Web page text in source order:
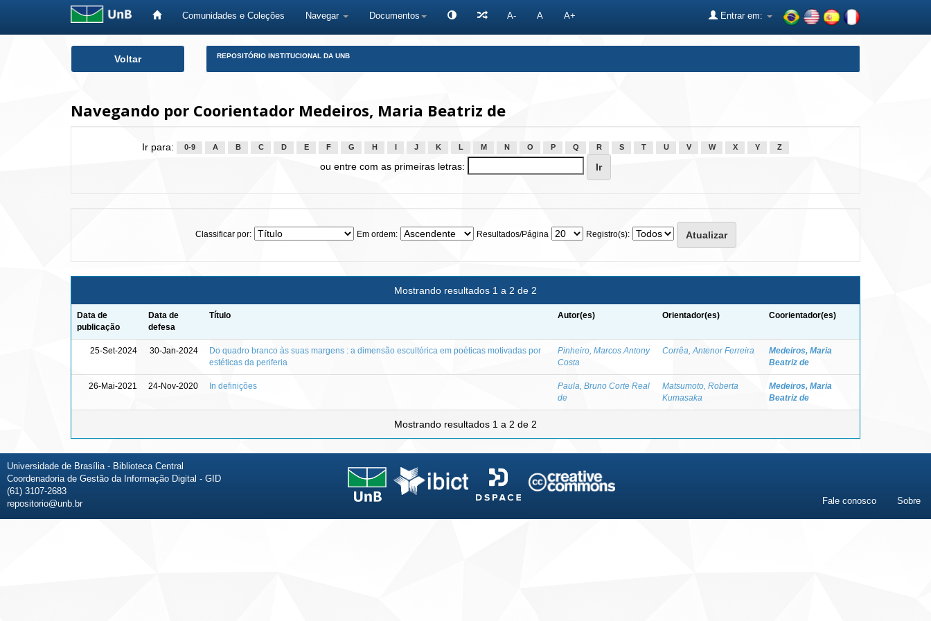
Comunidades e Coleções Navegar Documentos A- A A+ Entrar em:
Voltar REPOSITÓRIO INSTITUCIONAL DA UNB
Navegando por Coorientador Medeiros, Maria Beatriz de
Ir para: 0-9 A B C D E F G H J K L M N O P Q R S T U V W X Y Z
ou entre com as primeiras letras:
Classificar por: Em ordem: Resultados/Página Registro(s):
Mostrando resultados 1 a 2 de 2
Data de
publicação
Data de
defesa
Título Autor(es) Orientador(es) Coorientador(es)
25-Set-2024 30-Jan-2024
Do quadro branco às suas margens : a dimensão escultórica em poéticas motivadas por
estéticas da periferia
Pinheiro, Marcos Antony
Costa
Corrêa, Antenor Ferreira
Medeiros, Maria
Beatriz de
26-Mai-2021 24-Nov-2020 In definições
Paula, Bruno Corte Real
de
Matsumoto, Roberta
Kumasaka
Medeiros, Maria
Beatriz de
Mostrando resultados 1 a 2 de 2
Universidade de Brasília - Biblioteca Central
Coordenadoria de Gestão da Informação Digital - GID
(61) 3107-2683
repositorio@unb.br
Fale conosco Sobre